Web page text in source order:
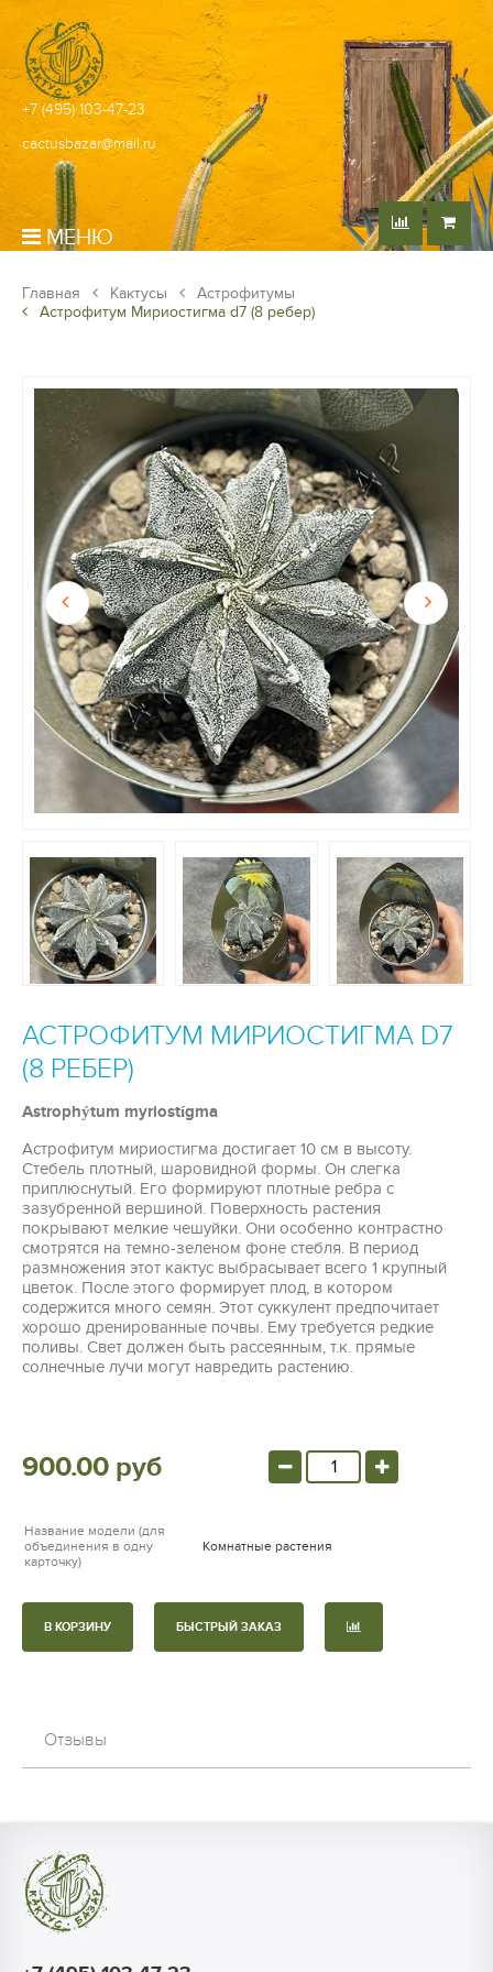
+7 (495) 103-47-23
cactusbazar@mail.ru
МЕНЮ
Главная Кактусы
Астрофитумы
Астрофитум Мириостигма d7 (8 ребер)
АСТРОФИТУМ МИРИОСТИГМА D7
(8 РЕБЕР)
Astrophýtum myriostígma
Астрофитум мириостигма достигает 10 см в высоту.
Стебель плотный, шаровидной формы. Он слегка
приплюснутый. Его формируют плотные ребра с
зазубренной вершиной. Поверхность растения
покрывают мелкие чешуйки. Они особенно контрастно
смотрятся на темно-зеленом фоне стебля. В период
размножения этот кактус выбрасывает всего 1 крупный
цветок. После этого формирует плод, в котором
содержится много семян. Этот суккулент предпочитает
хорошо дренированные почвы. Ему требуется редкие
поливы. Свет должен быть рассеянным, т.к. прямые
солнечные лучи могут навредить растению.
900.00 руб
Название модели (для
объединения в одну
карточку)
Комнатные растения
В КОРЗИНУ БЫСТРЫЙ ЗАКАЗ
Отзывы